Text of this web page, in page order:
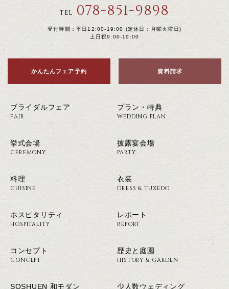
TEL 078-851-9898
受付時間：平日12:00-19:00 (定休日：月曜火曜日)
土日祝9:00-19:00
かんたんフェア予約 資料請求
ブライダルフェア
FAIR
プラン・特典
WEDDING PLAN
挙式会場
CEREMONY
披露宴会場
PARTY
料理
CUISINE
衣装
DRESS & TUXEDO
ホスピタリティ
HOSPITALITY
レポート
REPORT
コンセプト
CONCEPT
歴史と庭園
HISTORY & GARDEN
SOSHUEN 和モダン 少人数ウェディング